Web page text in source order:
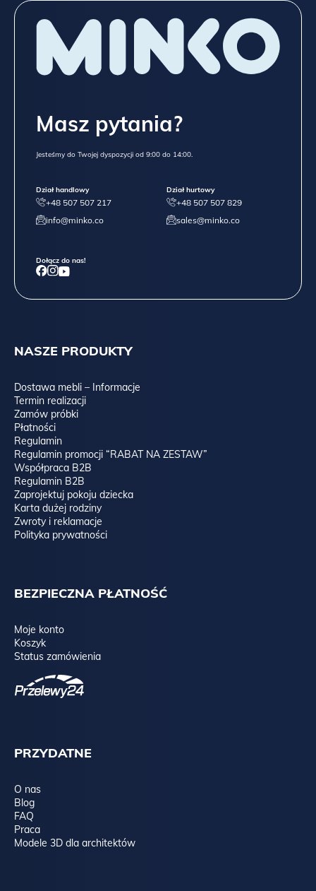
NASZE PRODUKTY
Dostawa mebli – Informacje
Termin realizacji
Zamów próbki
Płatności
Regulamin
Regulamin promocji “RABAT NA ZESTAW”
Współpraca B2B
Regulamin B2B
Zaprojektuj pokoju dziecka
Karta dużej rodziny
Zwroty i reklamacje
Polityka prywatności
BEZPIECZNA PŁATNOŚĆ
Moje konto
Koszyk
Status zamówienia
PRZYDATNE
O nas
Blog
FAQ
Praca
Modele 3D dla architektów
Masz pytania?
Jesteśmy do Twojej dyspozycji od 9:00 do 14:00.
Dział handlowy
+48 507 507 217
info@minko.co
Dział hurtowy
+48 507 507 829
sales@minko.co
Dołącz do nas!